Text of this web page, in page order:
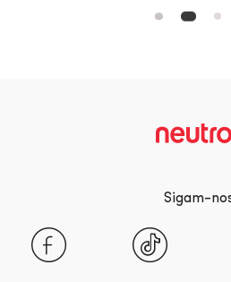
Sigam-
Facebook